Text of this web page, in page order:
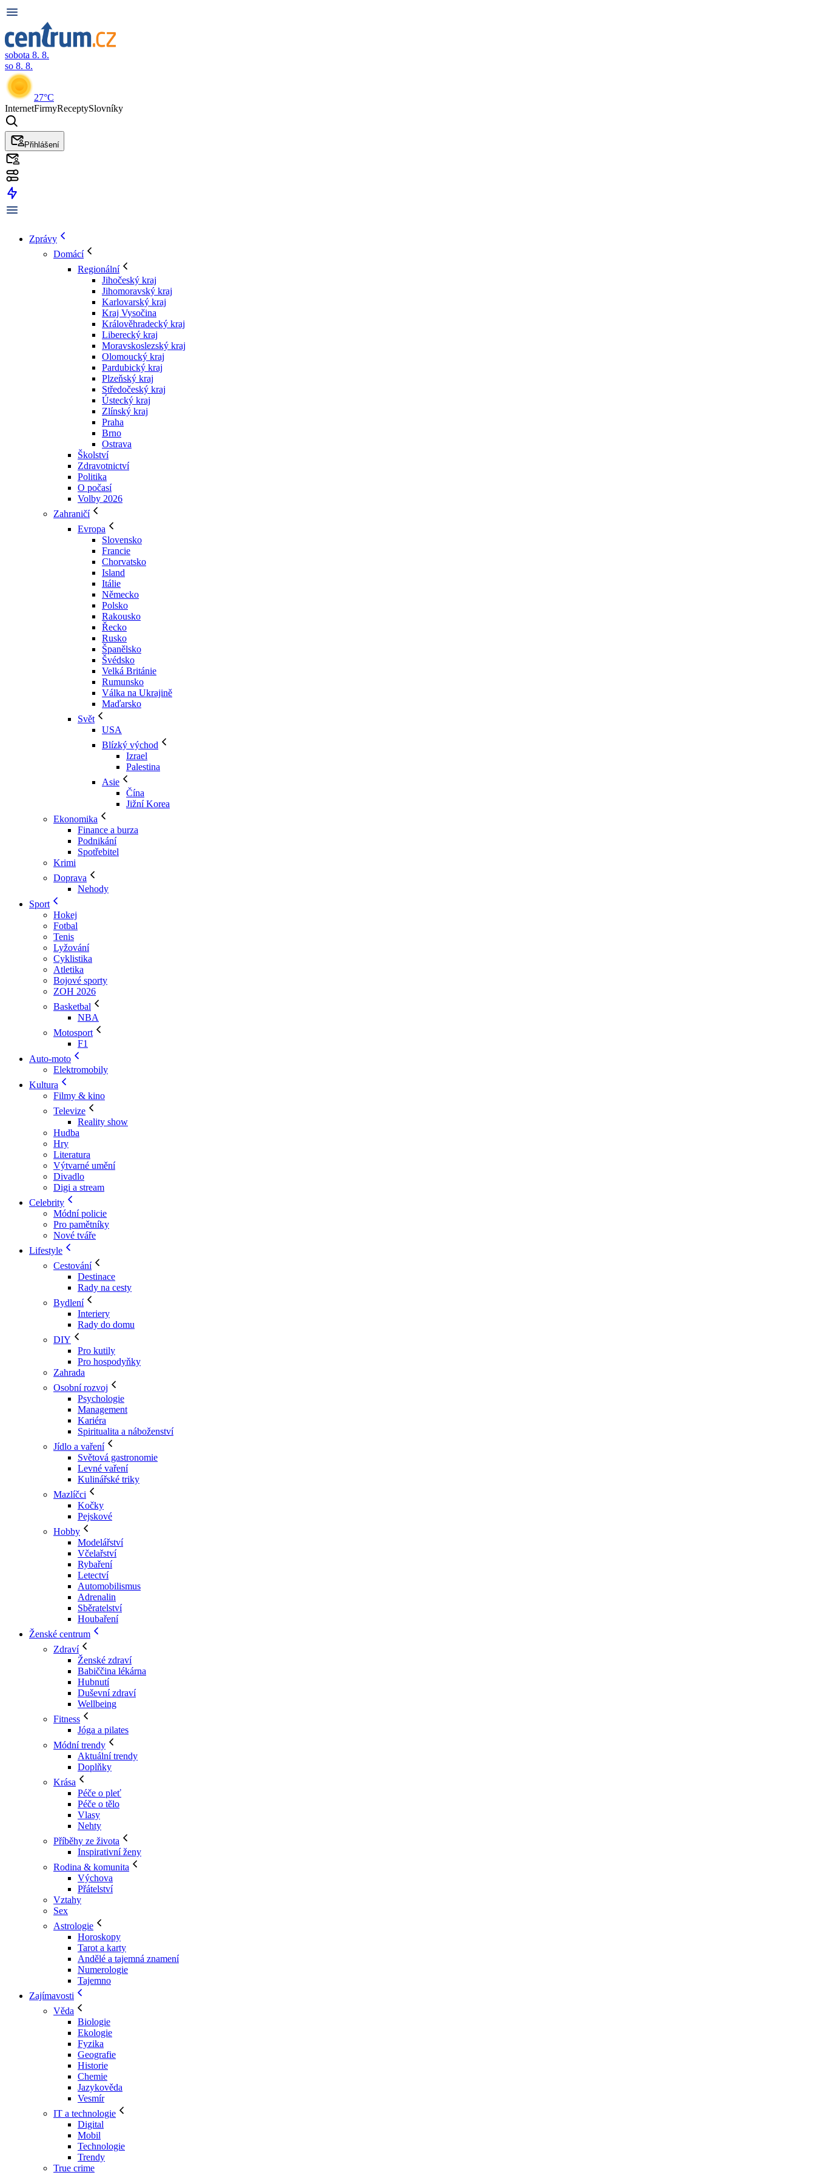
sobota 8. 8.
so 8. 8.
27°C
InternetFirmyReceptySlovníky
Přihlášení
Zprávy
Domácí
Regionální
Jihočeský kraj
Jihomoravský kraj
Karlovarský kraj
Kraj Vysočina
Králověhradecký kraj
Liberecký kraj
Moravskoslezský kraj
Olomoucký kraj
Pardubický kraj
Plzeňský kraj
Středočeský kraj
Ústecký kraj
Zlínský kraj
Praha
Brno
Ostrava
Školství
Zdravotnictví
Politika
O počasí
Volby 2026
Zahraničí
Evropa
Slovensko
Francie
Chorvatsko
Island
Itálie
Německo
Polsko
Rakousko
Řecko
Rusko
Španělsko
Švédsko
Velká Británie
Rumunsko
Válka na Ukrajině
Maďarsko
Svět
USA
Blízký východ
Izrael
Palestina
Asie
Čína
Jižní Korea
Ekonomika
Finance a burza
Podnikání
Spotřebitel
Krimi
Doprava
Nehody
Sport
Hokej
Fotbal
Tenis
Lyžování
Cyklistika
Atletika
Bojové sporty
ZOH 2026
Basketbal
NBA
Motosport
F1
Auto-moto
Elektromobily
Kultura
Filmy & kino
Televize
Reality show
Hudba
Hry
Literatura
Výtvarné umění
Divadlo
Digi a stream
Celebrity
Módní policie
Pro pamětníky
Nové tváře
Lifestyle
Cestování
Destinace
Rady na cesty
Bydlení
Interiery
Rady do domu
DIY
Pro kutily
Pro hospodyňky
Zahrada
Osobní rozvoj
Psychologie
Management
Kariéra
Spiritualita a náboženství
Jídlo a vaření
Světová gastronomie
Levné vaření
Kulinářské triky
Mazlíčci
Kočky
Pejskové
Hobby
Modelářství
Včelařství
Rybaření
Letectví
Automobilismus
Adrenalin
Sběratelství
Houbaření
Ženské centrum
Zdraví
Ženské zdraví
Babiččina lékárna
Hubnutí
Duševní zdraví
Wellbeing
Fitness
Jóga a pilates
Módní trendy
Aktuální trendy
Doplňky
Krása
Péče o pleť
Péče o tělo
Vlasy
Nehty
Příběhy ze života
Inspirativní ženy
Rodina & komunita
Výchova
Přátelství
Vztahy
Sex
Astrologie
Horoskopy
Tarot a karty
Andělé a tajemná znamení
Numerologie
Tajemno
Zajímavosti
Věda
Biologie
Ekologie
Fyzika
Geografie
Historie
Chemie
Jazykověda
Vesmír
IT a technologie
Digital
Mobil
Technologie
Trendy
True crime